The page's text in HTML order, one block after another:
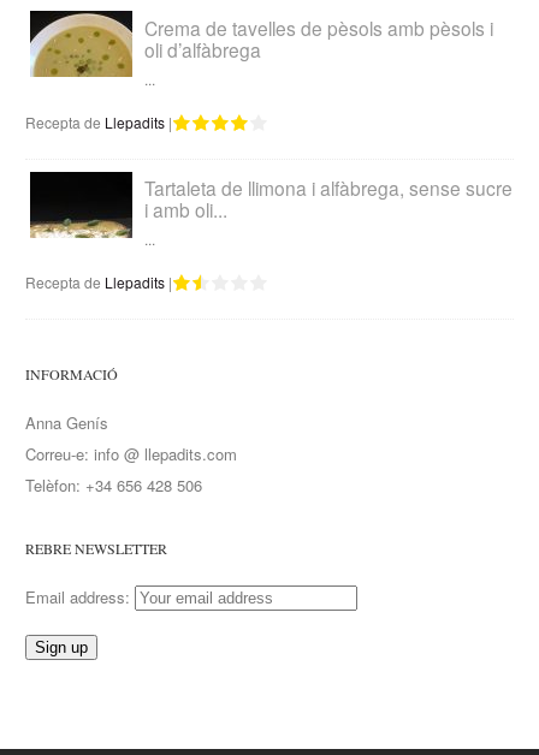
Crema de tavelles de pèsols amb pèsols i
oli d’alfàbrega
...
Recepta de Llepadits |
Tartaleta de llimona i alfàbrega, sense sucre
i amb oli...
...
Recepta de Llepadits |
INFORMACIÓ
Anna Genís
Correu-e: info @ llepadits.com
Telèfon: +34 656 428 506
REBRE NEWSLETTER
Email address: